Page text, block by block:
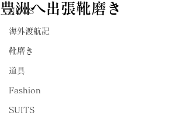
NEWS
海外渡航記
靴磨き
道具
Fashion
SUITS
豊洲へ出張靴磨き